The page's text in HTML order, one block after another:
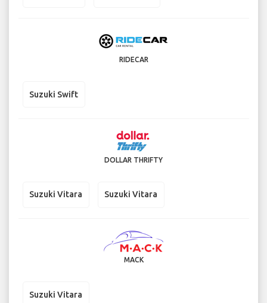
RIDECAR
Suzuki Swift
DOLLAR THRIFTY
Suzuki Vitara Suzuki Vitara
MACK
Suzuki Vitara